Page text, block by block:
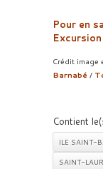
Pour en
Crédit image
Barnabé /
Contient
ILE SAINT-
SAINT-